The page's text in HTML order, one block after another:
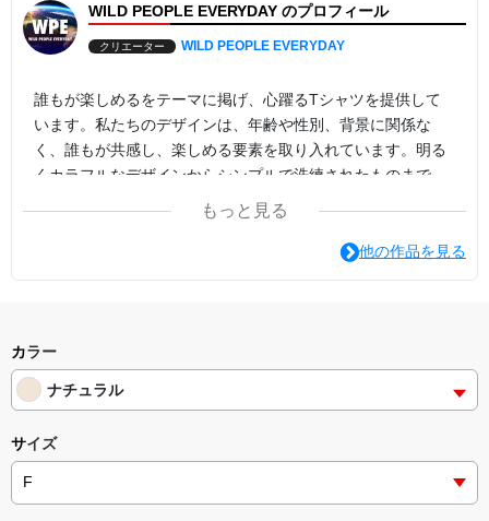
WILD PEOPLE EVERYDAY のプロフィール
クリエーター WILD PEOPLE EVERYDAY
誰もが楽しめるをテーマに掲げ、心躍るTシャツを提供して
います。私たちのデザインは、年齢や性別、背景に関係な
く、誰もが共感し、楽しめる要素を取り入れています。明る
くカラフルなデザインからシンプルで洗練されたものまで、
幅広いラインナップを取り揃えており、どんな場面でも笑顔
を引き出すことができること間違いありません。自分自身や
大切な人へのプレゼントにも最適です。是非、私たちのTシ
もっと見る
他の作品を見る
カラー
ナチュラル
サイズ